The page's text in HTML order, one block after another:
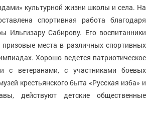
культурной жизни школы и села. На
спортивная работа благодаря
Ильгизару Сабирову. Его воспитанники
места в различных спортивных
Хорошо ведется патриотическое
с ветеранами, с участниками боевых
крестьянского быта «Русская изба» и
действуют детские общественные